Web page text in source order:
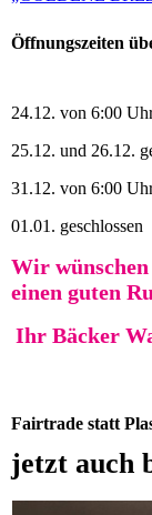
Öffnungszeiten
24.12. von 6:00
25.12. und 26.12.
31.12. von 6:00
01.01. geschlossen
Wir
einen guten
Ihr Bäcker
Fairtrade statt
jetzt auch